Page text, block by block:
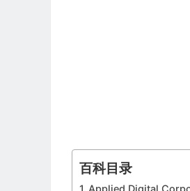
百科目录